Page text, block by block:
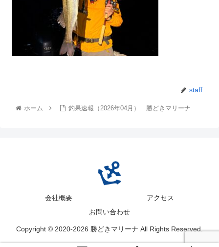
staff
ホーム 釣果速報（2026年04月）｜勝どきマリーナ
会社概要
アクセス
お問い合わせ
Copyright © 2020-2026 勝どきマリーナ All Rights Reserved.